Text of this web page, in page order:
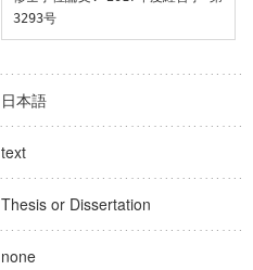
3293号
日本語
text
Thesis or Dissertation
none